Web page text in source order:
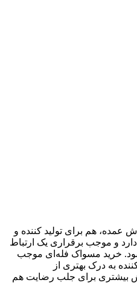
عمده، هم برای تولید کننده و
و موجب برقراری یک ارتباط
خرید مسواک فله‌ای موجب
به درک بهتری از
بیشتری برای جلب رضایت هم